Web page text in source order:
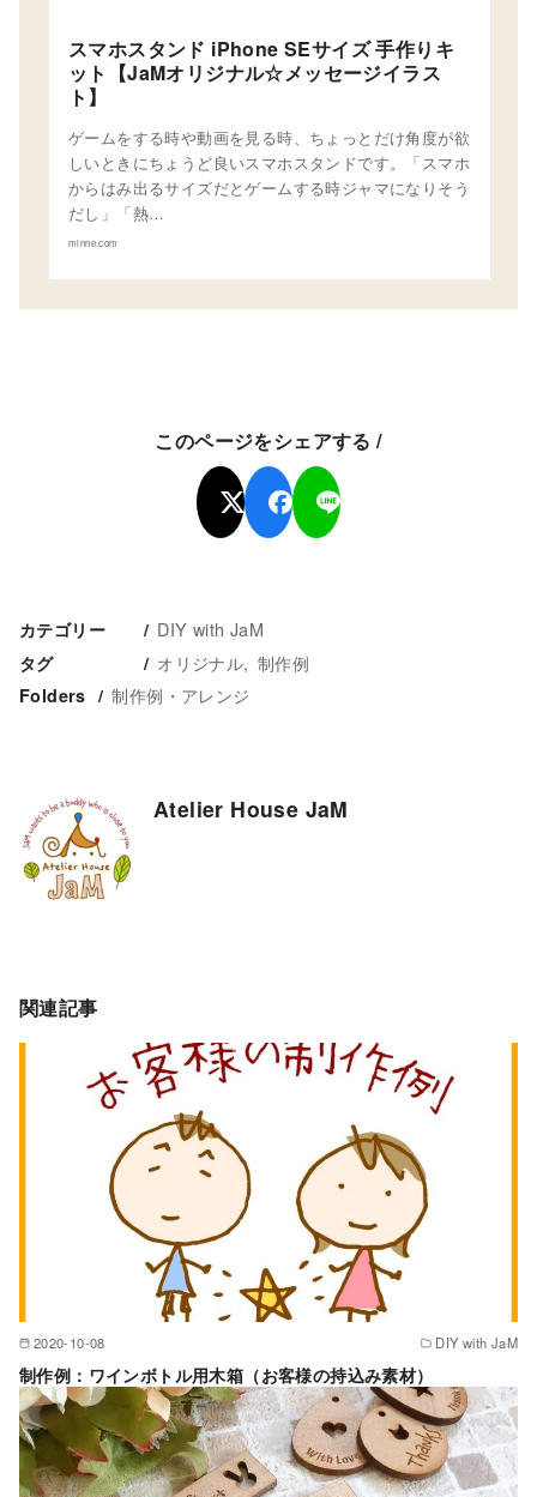
スマホスタンド iPhone SEサイズ 手作りキ
ット【JaMオリジナル☆メッセージイラス
ト】
ゲームをする時や動画を見る時、ちょっとだけ角度が欲
しいときにちょうど良いスマホスタンドです。「スマホ
からはみ出るサイズだとゲームする時ジャマになりそう
だし」「熱…
minne.com
このページをシェアする /
カテゴリー DIY with JaM
タグ オリジナル 制作例
Folders 制作例・アレンジ
Atelier House JaM
関連記事
2020-10-08 DIY with JaM
制作例：ワインボトル用木箱（お客様の持込み素材）